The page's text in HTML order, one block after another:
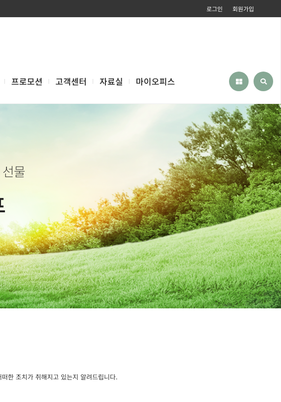
로그인 회원가입
프로모션 고객센터 자료실 마이오피스
물
한 조치가 취해지고 있는지 알려드립니다.